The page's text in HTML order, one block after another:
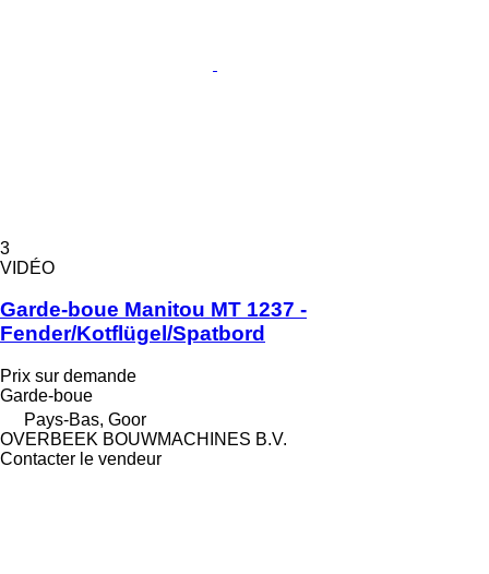
3
VIDÉO
Garde-boue Manitou MT 1237 -
Fender/Kotflügel/Spatbord
Prix sur demande
Garde-boue
Pays-Bas, Goor
OVERBEEK BOUWMACHINES B.V.
Contacter le vendeur